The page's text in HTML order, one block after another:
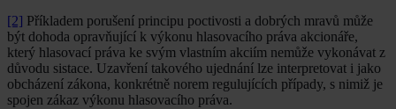
[2] Příkladem porušení principu poctivosti a dobrých mravů může
být dohoda opravňující k výkonu hlasovacího práva akcionáře,
který hlasovací práva ke svým vlastním akciím nemůže vykonávat z
důvodu sistace. Uzavření takového ujednání lze interpretovat i jako
obcházení zákona, konkrétně norem regulujících případy, s nimiž je
spojen zákaz výkonu hlasovacího práva.